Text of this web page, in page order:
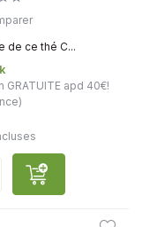
de ce thé C...
GRATUITE apd 40€!